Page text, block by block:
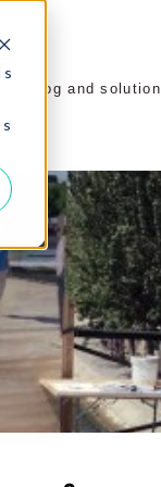
s
Blog and solution